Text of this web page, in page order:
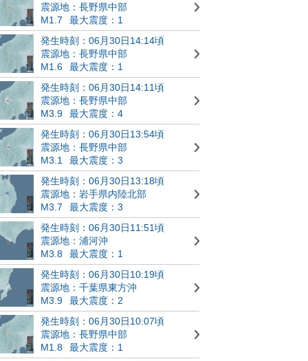
震源地：長野県中部
M1.7
最大震度：1
発生時刻：06月30日14:14頃
震源地：長野県中部
M1.6
最大震度：1
発生時刻：06月30日14:11頃
震源地：長野県中部
M3.9
最大震度：4
発生時刻：06月30日13:54頃
震源地：長野県中部
M3.1
最大震度：3
発生時刻：06月30日13:18頃
震源地：岩手県内陸北部
M3.7
最大震度：3
発生時刻：06月30日11:51頃
震源地：浦河沖
M3.8
最大震度：1
発生時刻：06月30日10:19頃
震源地：千葉県東方沖
M3.9
最大震度：2
発生時刻：06月30日10:07頃
震源地：長野県中部
M1.8
最大震度：1